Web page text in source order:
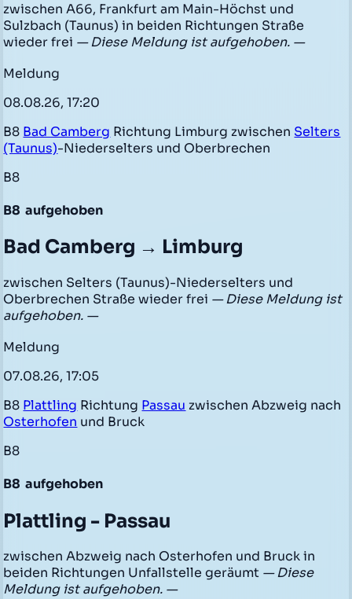
zwischen A66, Frankfurt am Main-Höchst und
Sulzbach (Taunus) in beiden Richtungen Straße
wieder frei — Diese Meldung ist aufgehoben. —
Meldung
08.08.26, 17:20
B8 Bad Camberg Richtung Limburg zwischen Selters
(Taunus)-Niederselters und Oberbrechen
B8
B8 aufgehoben
Bad Camberg → Limburg
zwischen Selters (Taunus)-Niederselters und
Oberbrechen Straße wieder frei — Diese Meldung ist
aufgehoben. —
Meldung
07.08.26, 17:05
B8 Plattling Richtung Passau zwischen Abzweig nach
Osterhofen und Bruck
B8
B8 aufgehoben
Plattling - Passau
zwischen Abzweig nach Osterhofen und Bruck in
beiden Richtungen Unfallstelle geräumt — Diese
Meldung ist aufgehoben. —